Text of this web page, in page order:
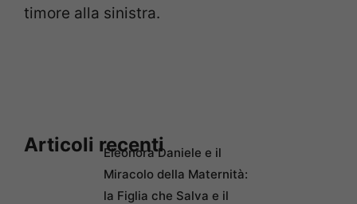
timore alla sinistra.
Articoli recentiEleonora Daniele e il
Miracolo della Maternità:
la Figlia che Salva e il